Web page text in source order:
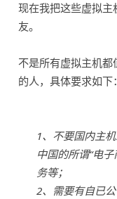
现在我把这些虚拟主
友。
不是所有虚拟主机都
的人，具体要求如下：
1、不要国内主
中国的所谓“电
务等；
2、需要有自已